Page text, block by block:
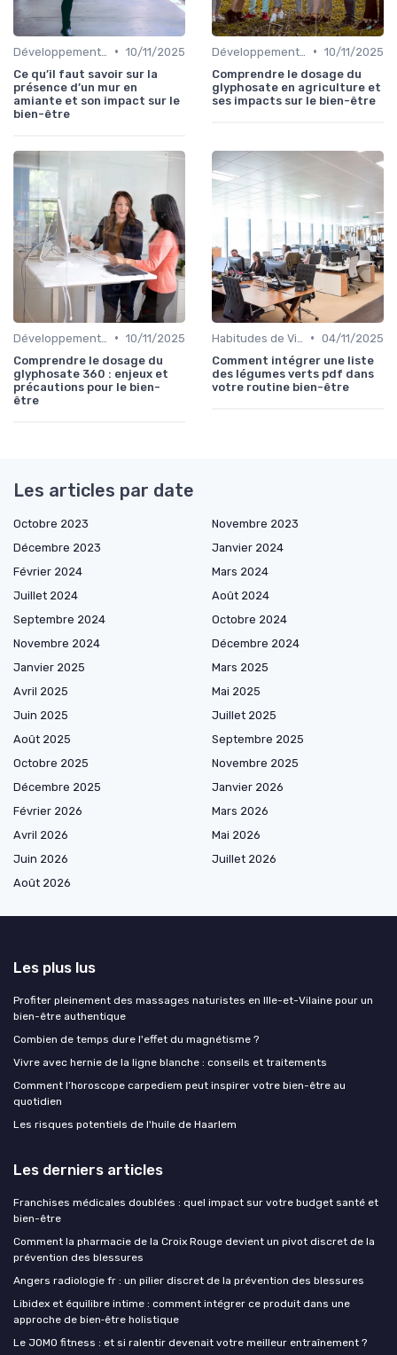
• 10/11/2025
Ce qu’il faut savoir sur la
présence d’un mur en
amiante et son impact sur le
bien-être
• 10/11/2025
Comprendre le dosage du
glyphosate en agriculture et
ses impacts sur le bien-être
• 10/11/2025
Comprendre le dosage du
glyphosate 360 : enjeux et
précautions pour le bien-
être
• 04/11/2025
Comment intégrer une liste
des légumes verts pdf dans
votre routine bien-être
Les articles par date
Octobre 2023
Novembre 2023
Décembre 2023
Janvier 2024
Février 2024
Mars 2024
Juillet 2024
Août 2024
Septembre 2024
Octobre 2024
Novembre 2024
Décembre 2024
Janvier 2025
Mars 2025
Avril 2025
Mai 2025
Juin 2025
Juillet 2025
Août 2025
Septembre 2025
Octobre 2025
Novembre 2025
Décembre 2025
Janvier 2026
Février 2026
Mars 2026
Avril 2026
Mai 2026
Juin 2026
Juillet 2026
Août 2026
Les plus lus
Profiter pleinement des massages naturistes en Ille-et-Vilaine pour un
bien-être authentique
Combien de temps dure l'effet du magnétisme ?
Vivre avec hernie de la ligne blanche : conseils et traitements
Comment l’horoscope carpediem peut inspirer votre bien-être au
quotidien
Les risques potentiels de l'huile de Haarlem
Les derniers articles
Franchises médicales doublées : quel impact sur votre budget santé et
bien-être
Comment la pharmacie de la Croix Rouge devient un pivot discret de la
prévention des blessures
Angers radiologie fr : un pilier discret de la prévention des blessures
Libidex et équilibre intime : comment intégrer ce produit dans une
approche de bien‑être holistique
Le JOMO fitness : et si ralentir devenait votre meilleur entraînement ?